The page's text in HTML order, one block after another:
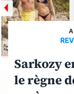
A
Sarkozy
le règne